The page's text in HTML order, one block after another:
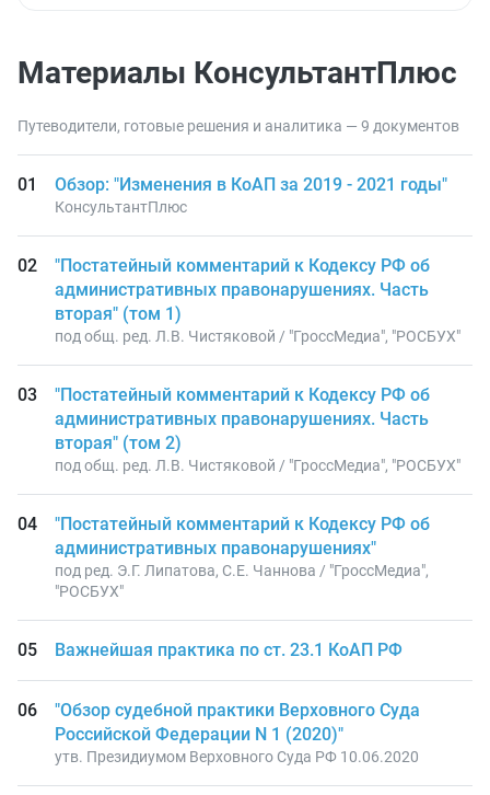
Материалы КонсультантПлюс
Путеводители, готовые решения и аналитика — 9 документов
Обзор: "Изменения в КоАП за 2019 - 2021 годы"
КонсультантПлюс
"Постатейный комментарий к Кодексу РФ об
административных правонарушениях. Часть
вторая" (том 1)
под общ. ред. Л.В. Чистяковой / "ГроссМедиа", "РОСБУХ"
"Постатейный комментарий к Кодексу РФ об
административных правонарушениях. Часть
вторая" (том 2)
под общ. ред. Л.В. Чистяковой / "ГроссМедиа", "РОСБУХ"
"Постатейный комментарий к Кодексу РФ об
административных правонарушениях"
под ред. Э.Г. Липатова, С.Е. Чаннова / "ГроссМедиа",
"РОСБУХ"
Важнейшая практика по ст. 23.1 КоАП РФ
"Обзор судебной практики Верховного Суда
Российской Федерации N 1 (2020)"
утв. Президиумом Верховного Суда РФ 10.06.2020